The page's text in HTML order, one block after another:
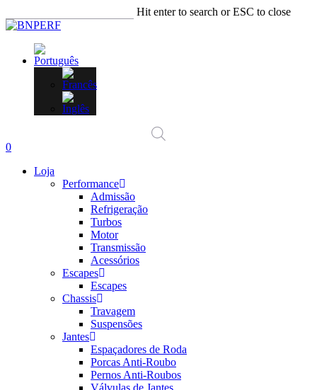
to
content
Hit enter to search or ESC to close
Close
account
0
Loja
Performance
Admissão
Refrigeração
Turbos
Motor
Transmissão
Acessórios
Escapes
Escapes
Chassis
Travagem
Suspensões
Jantes
Espaçadores de Roda
Porcas Anti-Roubo
Pernos Anti-Roubos
Válvulas de Jantes